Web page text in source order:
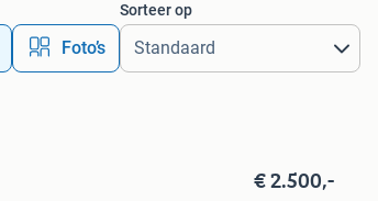
Foto’s
Sorteer op
€ 2.500,-